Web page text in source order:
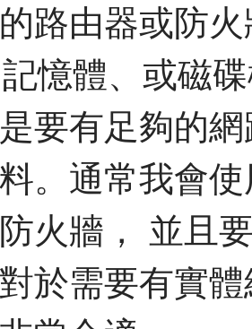
路由器或防
憶體、或磁
要有足夠的
。通常我會
火牆， 並且
於需要有實